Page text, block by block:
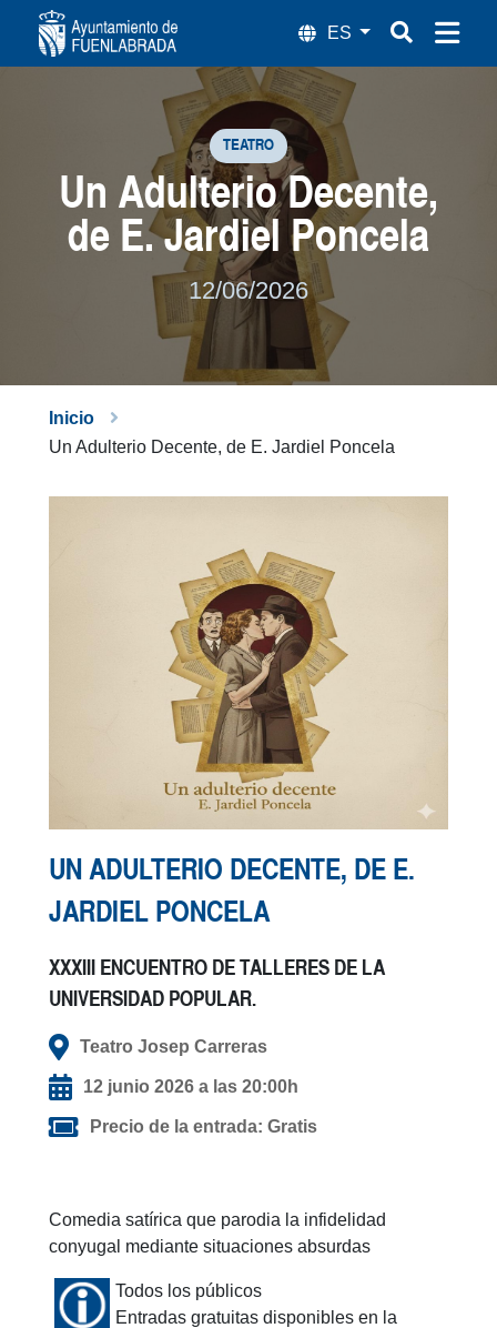
XXXIII Encuentro de Talleres de la
TEATRO
Un Adulterio Decente,
de E. Jardiel Poncela
12/06/2026
Inicio
Un Adulterio Decente, de E. Jardiel Poncela
UN ADULTERIO DECENTE, DE E.
JARDIEL PONCELA
XXXIII ENCUENTRO DE TALLERES DE LA
UNIVERSIDAD POPULAR.
Teatro Josep Carreras
12 junio 2026 a las 20:00h
Precio de la entrada: Gratis
Comedia satírica que parodia la infidelidad
conyugal mediante situaciones absurdas
Todos los públicos
Entradas gratuitas disponibles en la